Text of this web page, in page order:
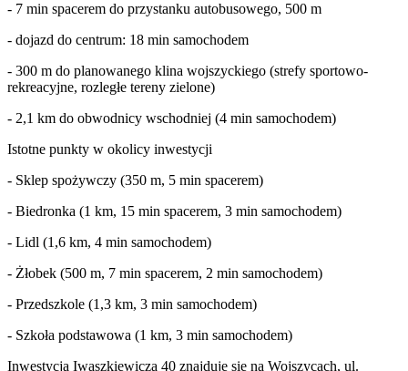
- 7 min spacerem do przystanku autobusowego, 500 m
- dojazd do centrum: 18 min samochodem
- 300 m do planowanego klina wojszyckiego (strefy sportowo-
rekreacyjne, rozległe tereny zielone)
- 2,1 km do obwodnicy wschodniej (4 min samochodem)
Istotne punkty w okolicy inwestycji
- Sklep spożywczy (350 m, 5 min spacerem)
- Biedronka (1 km, 15 min spacerem, 3 min samochodem)
- Lidl (1,6 km, 4 min samochodem)
- Żłobek (500 m, 7 min spacerem, 2 min samochodem)
- Przedszkole (1,3 km, 3 min samochodem)
- Szkoła podstawowa (1 km, 3 min samochodem)
Inwestycja Iwaszkiewicza 40 znajduje się na Wojszycach, ul.